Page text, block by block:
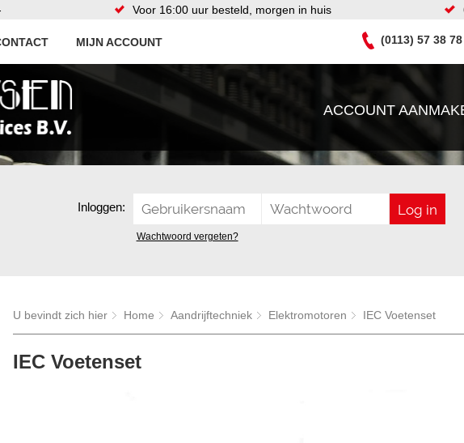
Voor 16:00 uur besteld, morgen in huis
MIJN ACCOUNT (0113) 57 38 78
ACCOUNT
Inloggen:
Wachtwoord vergeten?
U bevindt zich hier Home Aandrijftechniek Elektromotoren IEC Voetenset
IEC Voetenset